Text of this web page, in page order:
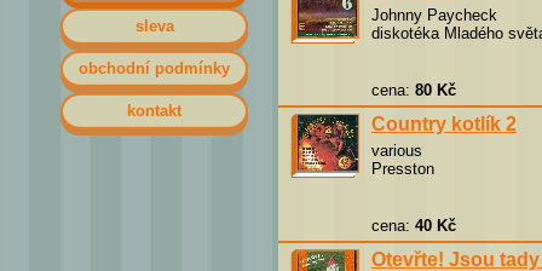
Johnny Paycheck
diskotéka Mladého
cena: 80 Kč
Country kotlík 2
various
Presston
cena: 40 Kč
Otevřte! Jsou tady
sleva
obchodní podmínky
kontakt